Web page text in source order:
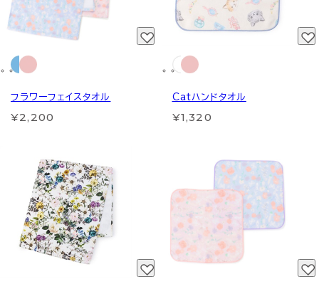
フラワーフェイスタオル
¥2,200
Catハンドタオル
¥1,320